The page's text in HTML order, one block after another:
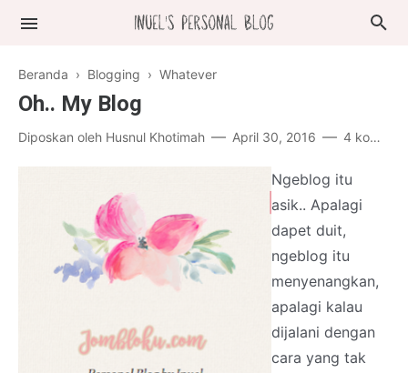
Beranda › Blogging › Whatever
Oh.. My Blog
Diposkan oleh Husnul Khotimah April 30, 2016 4 komentar
Ngeblog itu
asik.. Apalagi
dapet duit,
ngeblog itu
menyenangkan,
apalagi kalau
dijalani dengan
cara yang tak